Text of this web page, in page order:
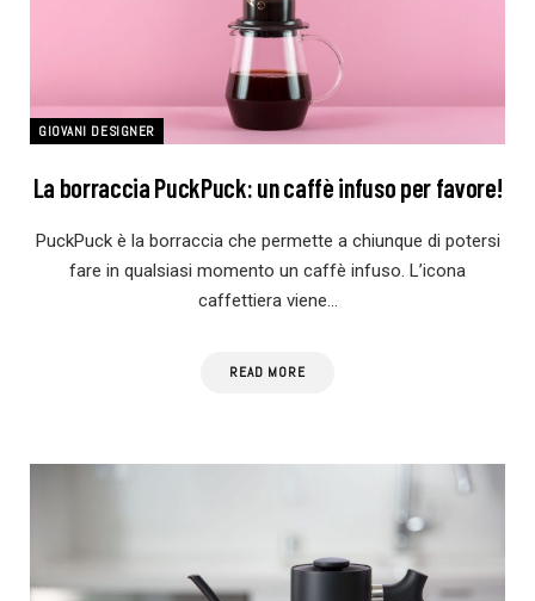
GIOVANI DESIGNER
La borraccia PuckPuck: un caffè infuso per favore!
PuckPuck è la borraccia che permette a chiunque di potersi
fare in qualsiasi momento un caffè infuso. L’icona
caffettiera viene…
READ MORE